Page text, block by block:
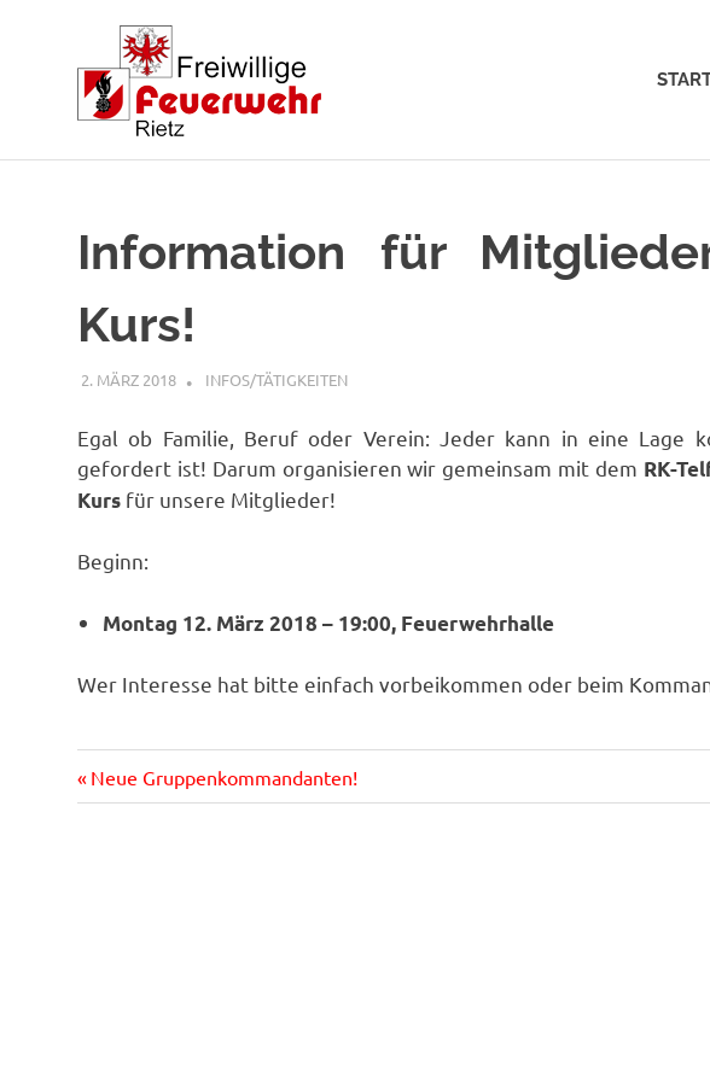
Information für
Kurs!
2. MÄRZ 2018 FFWRIETZ
INFOS/TÄTIGKEITEN
Egal ob Familie, Beruf oder Verein: Jeder kann in eine Lage
gefordert ist! Darum organisieren wir gemeinsam mit dem RK-
Kurs für unsere Mitglieder!
Beginn:
Montag 12. März 2018 – 19:00, Feuerwehrhalle
Wer Interesse hat bitte einfach vorbeikommen oder beim
Beitragsnavigation
Vorheriger
Beitrag:
Neue Gruppenkommandanten!